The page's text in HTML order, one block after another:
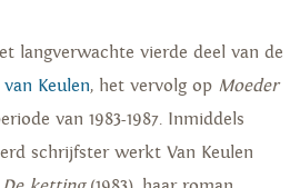
langverwachte vierde deel van de
Keulen, het vervolg op Moeder
van 1983-1987. Inmiddels
schrijfster werkt Van Keulen